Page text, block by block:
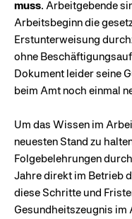
muss. Arbeitgebende
Arbeitsbeginn die
Erstunterweisung
ohne
Dokument leider seine
beim Amt noch einmal
Um das Wissen im
neuesten Stand zu
Folgebelehrungen
Jahre direkt im Betrieb
diese Schritte und
Gesundheitszeugnis im